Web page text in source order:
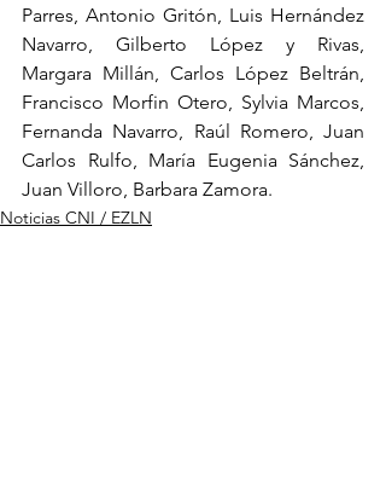
Parres, Antonio Gritón, Luis Hernández
Navarro, Gilberto López y Rivas,
Margara Millán, Carlos López Beltrán,
Francisco Morfin Otero, Sylvia Marcos,
Fernanda Navarro, Raúl Romero, Juan
Carlos Rulfo, María Eugenia Sánchez,
Juan Villoro, Barbara Zamora.
Noticias CNI / EZLN